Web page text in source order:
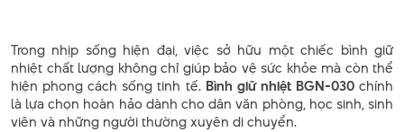
Trong nhịp sống hiện đại, việc sở hữu một chiếc bình giữ
nhiệt chất lượng không chỉ giúp bảo vệ sức khỏe mà còn thể
hiện phong cách sống tinh tế. Bình giữ nhiệt BGN-030chính
là lựa chọn hoàn hảo dành cho dân văn phòng, học sinh, sinh
viên và những người thường xuyên di chuyển.